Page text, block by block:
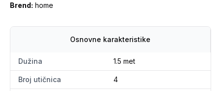
Brend: home
Osnovne karakteristike
Dužina 1.5 met
Broj utičnica 4